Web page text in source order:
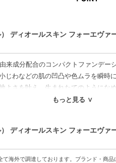
ディオールスキン フォーエヴ
来成分配合のコンパクトファンデー
じわなどの肌の凹凸や色ムラを瞬時
よさを叶え、生まれたてのようにな
トランスファープルーフ処方。蒸れ
もっと見る ∨
ディオールスキン フォーエヴ
海外で調達しております。ブランド・商